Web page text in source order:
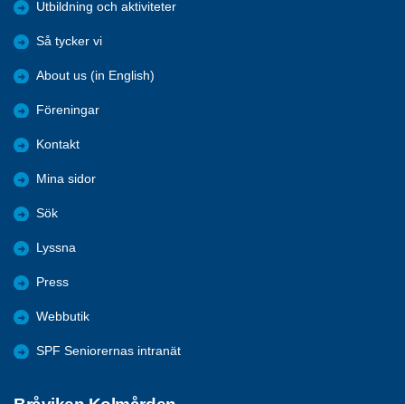
Utbildning och aktiviteter
Så tycker vi
About us (in English)
Föreningar
Kontakt
Mina sidor
Sök
Lyssna
Press
Webbutik
SPF Seniorernas intranät